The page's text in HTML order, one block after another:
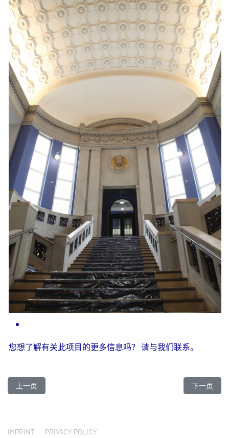
您想了解有关此项目的更多信息吗？ 请与我们联系。
上一篇文章: 柏林选帝侯大街索菲特酒店
上一页 下一篇文
下一页
IMPRINT PRIVACY POLICY